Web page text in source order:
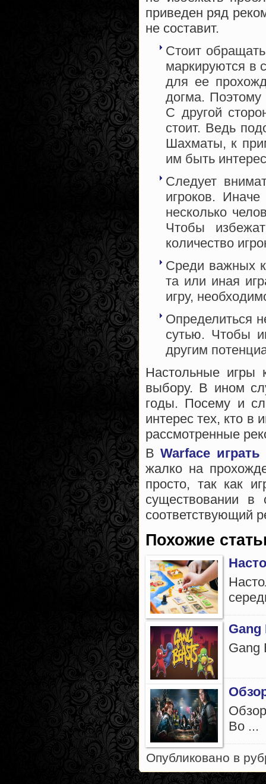
приведен ряд
не составит.
Стоит
маркируются в
для ее
догма. Поэтому
С другой
стоит. Ведь
Шахматы, к
им быть
Следует
игроков.
несколько
Чтобы
количество
Среди важных
та или иная
игру,
Определиться
сутью. Чтобы
другим
Настольные игры
выбору. В ином
годы. Посему и
интерес тех, кто в
рассмотренные
ВWarface
жалко на
просто, так как
существовании в
соответствующий
Похожие
Gang
Gang
Во ...
Опубликовано в